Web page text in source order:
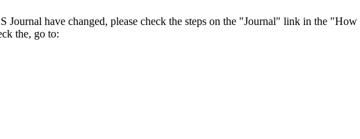
Journal have changed, please check the steps on the "Journal" link in the
the, go to: